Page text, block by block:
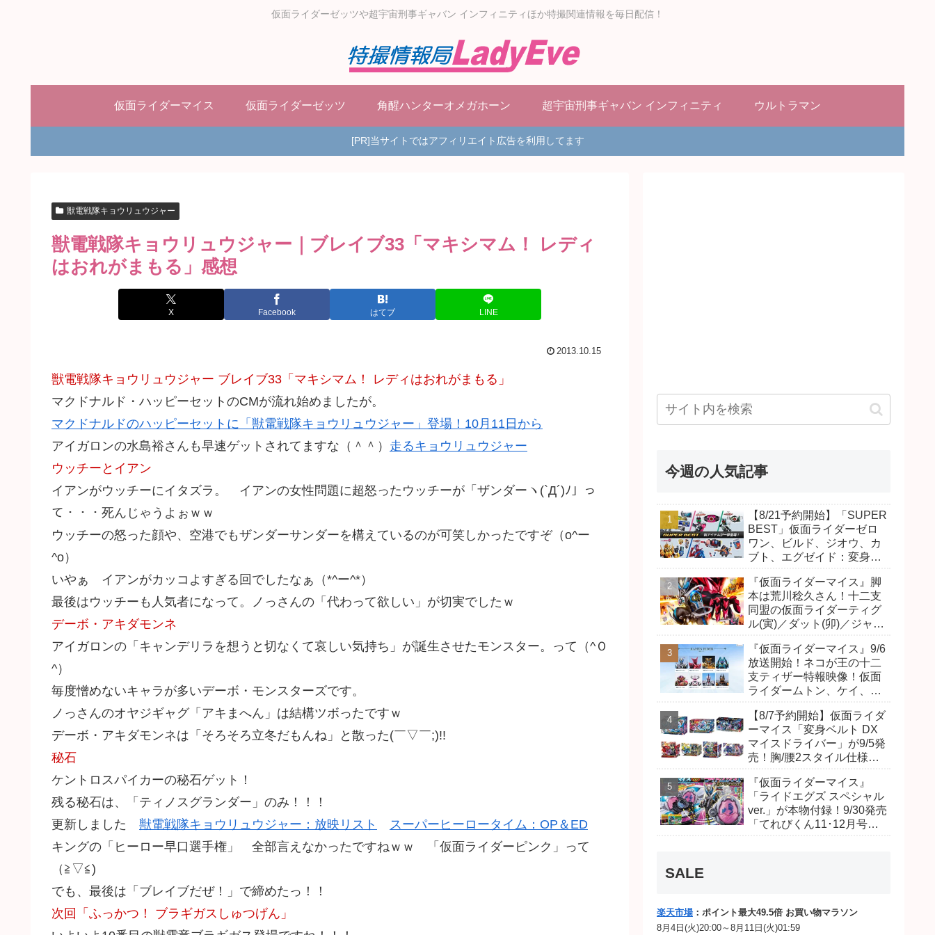
仮面ライダーゼッツや超宇宙刑事ギャバン インフィニティほか特撮関連情報を毎日配信！
仮面ライダーマイス 仮面ライダーゼッツ 角醒ハンターオメガホーン 超宇宙刑事ギャバン インフィニティ ウルトラマン
[PR]当サイトではアフィリエイト広告を利用してます
獣電戦隊キョウリュウジャー
獣電戦隊キョウリュウジャー｜ブレイブ33「マキシマム！ レディ
はおれがまもる」感想
X Facebook はてブ LINE
2013.10.15
獣電戦隊キョウリュウジャー ブレイブ33「マキシマム！ レディはおれがまもる」
マクドナルド・ハッピーセットのCMが流れ始めましたが。
マクドナルドのハッピーセットに「獣電戦隊キョウリュウジャー」登場！10月11日から
アイガロンの水島裕さんも早速ゲットされてますな（＾＾） 走るキョウリュウジャー
ウッチーとイアン
イアンがウッチーにイタズラ。 イアンの女性問題に超怒ったウッチーが「ザンダーヽ(`Д´)ﾉ」っ
て・・・死んじゃうよぉｗｗ
ウッチーの怒った顔や、空港でもザンダーサンダーを構えているのが可笑しかったですぞ（o^ー
^o）
いやぁ イアンがカッコよすぎる回でしたなぁ（*^ー^*）
最後はウッチーも人気者になって。ノっさんの「代わって欲しい」が切実でしたｗ
デーボ・アキダモンネ
アイガロンの「キャンデリラを想うと切なくて哀しい気持ち」が誕生させたモンスター。って（^Ｏ
^）
毎度憎めないキャラが多いデーボ・モンスターズです。
ノっさんのオヤジギャグ「アキまへん」は結構ツボったですｗ
デーボ・アキダモンネは「そろそろ立冬だもんね」と散った(￣▽￣;)!!
秘石
ケントロスパイカーの秘石ゲット！
残る秘石は、「ティノスグランダー」のみ！！！
更新しました 獣電戦隊キョウリュウジャー：放映リスト
スーパーヒーロータイム：OP＆ED
キングの「ヒーロー早口選手権」 全部言えなかったですねｗｗ 「仮面ライダーピンク」って
（≧▽≦)
でも、最後は「ブレイブだぜ！」で締めたっ！！
次回「ふっかつ！ ブラギガスしゅつげん」
今週の人気記事
【8/21予約開始】「SUPER
BEST」仮面ライダーゼロ
ワン、ビルド、ジオウ、カ
ブト、エグゼイド：変身ベ
ー、DXネオディケイドライ
バー、DXホッパーゼクター
ほか12点！
『仮面ライダーマイス』脚
本は荒川稔久さん！十二支
同盟の仮面ライダーティグ
ル(寅)／ダット(卯)／ジャオ
尾達臣のキャストが発表！
トリガーのアキト金子隼也
さんも変身！
『仮面ライダーマイス』9/6
放送開始！ネコが王の十二
支ティザー特報映像！仮面
ライダームトン、ケイ、ヴ
開！ライダーは子丑寅卯辰
巳午未申酉戌亥猫猫の14
人⁉
【8/7予約開始】仮面ライダ
ーマイス「変身ベルト DX
マイスドライバー」が9/5発
売！胸/腰2スタイル仕様！
ッシュ、ジャオ/バイト、ケ
イ/ショットボーンバックル
も！
『仮面ライダーマイス』
「ライドエグズ スペシャル
ver.」が本物付録！9/30発売
「てれびくん11･12月号」
SALE
楽天市場 ：ポイント最大49.5倍 お買い物マラソン
8月4日(火)20:00～8月11日(火)01:59